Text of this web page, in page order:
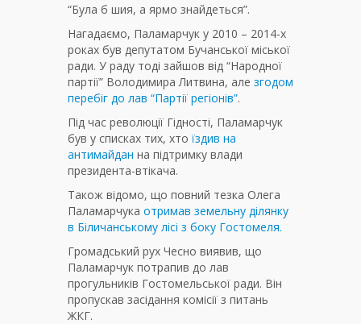
“Була б шия, а ярмо знайдеться”.
Нагадаємо, Паламарчук у 2010 – 2014-х
роках був депутатом Бучанської міської
ради. У раду тоді зайшов від “Народної
партії” Володимира Литвина, але згодом
перебіг до лав “Партії регіонів”.
Під час революції Гідності, Паламарчук
був у списках тих, хто їздив на
антимайдан на підтримку влади
президента-втікача.
Також відомо, що повний тезка Олега
Паламарчука отримав земельну ділянку
в Біличанському лісі з боку Гостомеля.
Громадський рух Чесно виявив, що
Паламарчук потрапив до лав
прогульників Гостомельської ради. Він
пропускав засідання комісії з питань
ЖКГ.